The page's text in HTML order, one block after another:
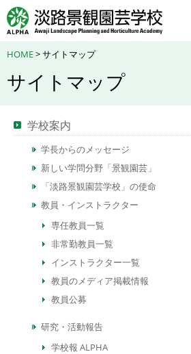
HOME> サイトマップ
サイトマップ
学校案内
学長からのメッセージ
新しい学問分野「景観園芸」
「淡路景観園芸学校」の使命
教員・インストラクター
専任教員一覧
非常勤教員一覧
インストラクター一覧
教員のメディア掲載情報
教員公募
研究・活動報告
学校報 ALPHA